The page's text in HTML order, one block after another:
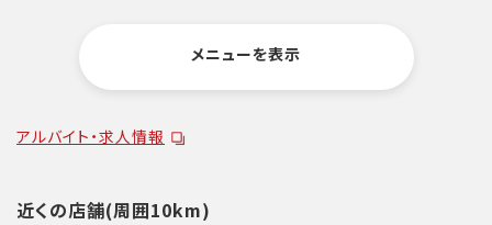
メニューを表示
アルバイト・求人情報
近くの店舗(周囲10km)